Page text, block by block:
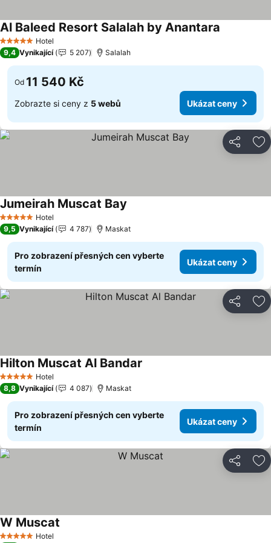
5 Počet hvězdiček
Hotel
Al Baleed Resort Salalah by Anantara
9,4 Vynikající 5 207 Salalah
Od 11 540 Kč
Zobrazte si ceny z 5 webů Ukázat ceny
Sdílet
5 Počet hvězdiček
Hotel
Jumeirah Muscat Bay
9,5 Vynikající 4 787 Maskat
Pro zobrazení přesných cen vyberte
termín
Ukázat ceny
Sdílet
5 Počet hvězdiček
Hotel
Hilton Muscat Al Bandar
8,8 Vynikající 4 087 Maskat
Pro zobrazení přesných cen vyberte
termín
Ukázat ceny
Sdílet
5 Počet hvězdiček
Hotel
W Muscat